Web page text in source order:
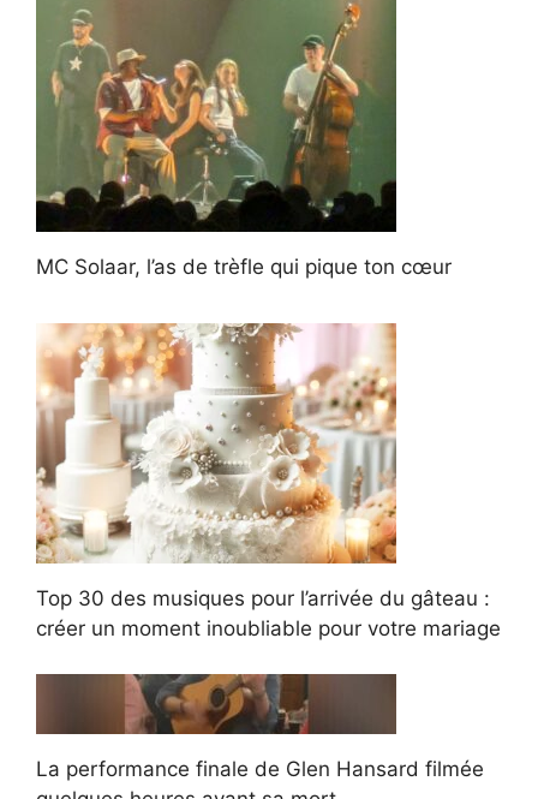
MC Solaar, l’as de trèfle qui pique ton cœur
Top 30 des musiques pour l’arrivée du gâteau :
créer un moment inoubliable pour votre mariage
La performance finale de Glen Hansard filmée